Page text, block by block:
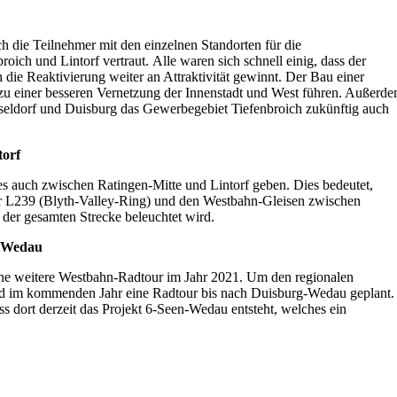
die Teilnehmer mit den einzelnen Standorten für die
und Lintorf vertraut. Alle waren sich schnell einig, dass der
die Reaktivierung weiter an Attraktivität gewinnt. Der Bau einer
einer besseren Vernetzung der Innenstadt und West führen.
und Duisburg das Gewerbegebiet Tiefenbroich zukünftig auch
auch zwischen Ratingen-Mitte und Lintorf geben. Dies bedeutet,
L239 (Blyth-Valley-Ring) und den Westbahn-Gleisen zwischen
gesamten Strecke beleuchtet wird.
weitere Westbahn-Radtour im Jahr 2021. Um den regionalen
kommenden Jahr eine Radtour bis nach Duisburg-Wedau geplant.
dort derzeit das Projekt 6-Seen-Wedau entsteht, welches ein